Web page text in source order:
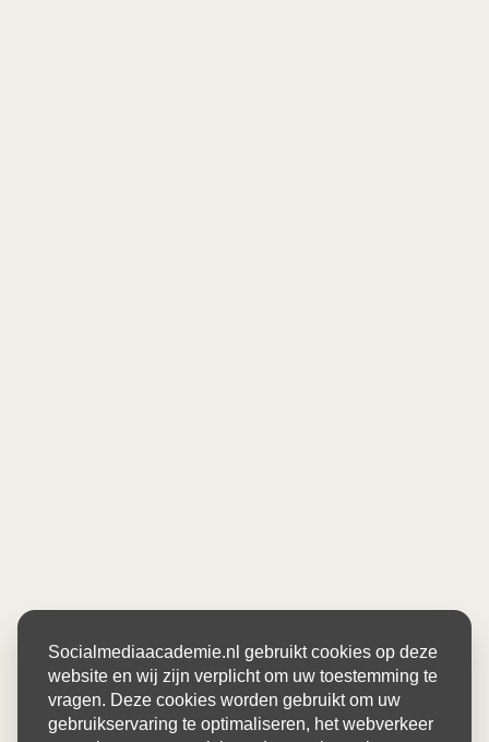
Socialmediaacademie.nl gebruikt cookies op deze
website en wij zijn verplicht om uw toestemming te
vragen. Deze cookies worden gebruikt om uw
gebruikservaring te optimaliseren, het webverkeer